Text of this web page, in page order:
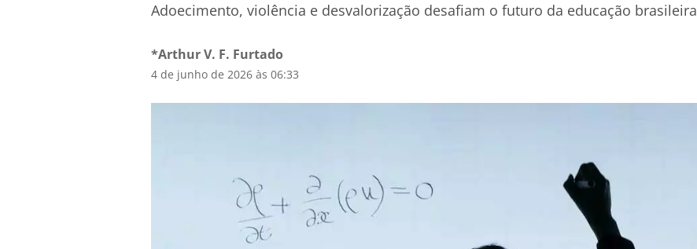
Adoecimento, violência e desvalorização desafiam o futuro da educação brasileira
*Arthur V. F. Furtado
4 de junho de 2026 às 06:33